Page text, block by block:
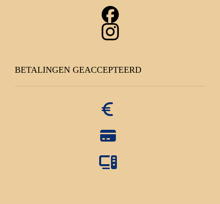
BETALINGEN GEACCEPTEERD